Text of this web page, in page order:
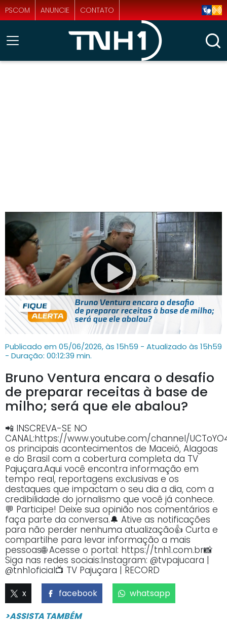
PSCOM ANUNCIE CONTATO
Publicado em 05/06/2026, às 15h59 - Atualizado às 15h59
- Duração: 00:12:39 min.
Bruno Ventura encara o desafio
de preparar receitas à base de
milho; será que ele abalou?
📲 INSCREVA-SE NO
CANAL:https://www.youtube.com/channel/
os principais acontecimentos de Maceió, Alagoas
e do Brasil com a cobertura completa da TV
Pajuçara.Aqui você encontra informação em
tempo real, reportagens exclusivas e os
destaques que impactam o seu dia a dia, com a
credibilidade do jornalismo que você já conhece.
💬 Participe! Deixe sua opinião nos comentários e
faça parte da conversa.🔔 Ative as notificações
para não perder nenhuma atualização👍 Curta e
compartilhe para levar informação a mais
pessoas🌐 Acesse o portal: https://tnh1.com.br📸
Siga nas redes sociais:Instagram: @tvpajucara |
@tnh1oficial📺 TV Pajuçara | RECORD
x facebook
whatsapp
>ASSISTA TAMBÉM